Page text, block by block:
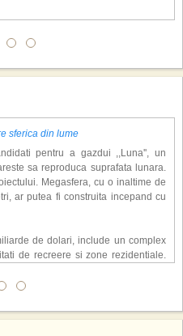
sferica din lume
pentru a gazdui ,,Luna'', un
sa reproduca suprafata lunara.
Megasfera, cu o inaltime de
ar putea fi construita incepand cu
de dolari, include un complex
de recreere si zone rezidentiale.
anual. �Luna� ar putea deveni